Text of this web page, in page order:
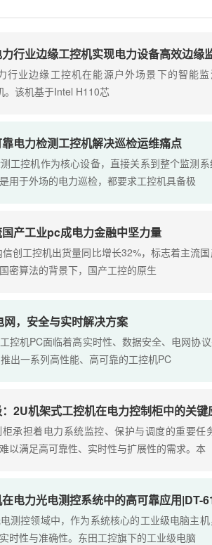
行业边缘工控机实现电力设备高效边缘
边缘工控机在能源户外场景下的智能监
。该机基于Intel H110芯
电力检测工控机解决巡检运维痛点
工控机作为核心设备，直接关系到整个监测
用于外场的电力巡检，都要求工控机具备极
产工业pc成电力金融中坚力量
创工控机出货量同比增长32%，标志着主
密算法的背景下，国产工控的原生
，安全与实时解决方案
控机PC面临着高实时性、数据安全、电网协
出一系列高性能、高可靠的工控机PC
2U机架式工控机在电力控制柜中的关键
承担着电力系统监控、保护与调度的重要任
以满足高可靠性、实时性与扩展性的需求。本
电力光电测控系统中的高可靠应用|DT-
测控领域中，作为系统核心的工业级电脑主机
时性与准确性。东田工控旗下的工业级电脑